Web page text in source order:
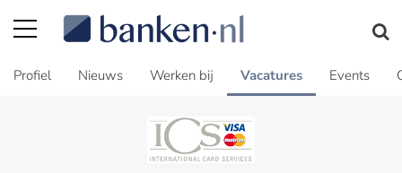
Profiel Nieuws Werken bij Vacatures Events